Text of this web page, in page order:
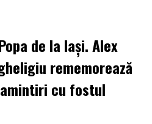
de la Iași. Alex
rememorează
cu fostul